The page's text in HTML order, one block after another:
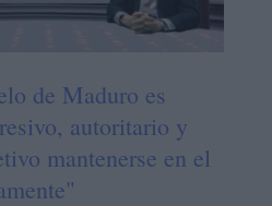
de Maduro es
autoritario y
mantenerse en el